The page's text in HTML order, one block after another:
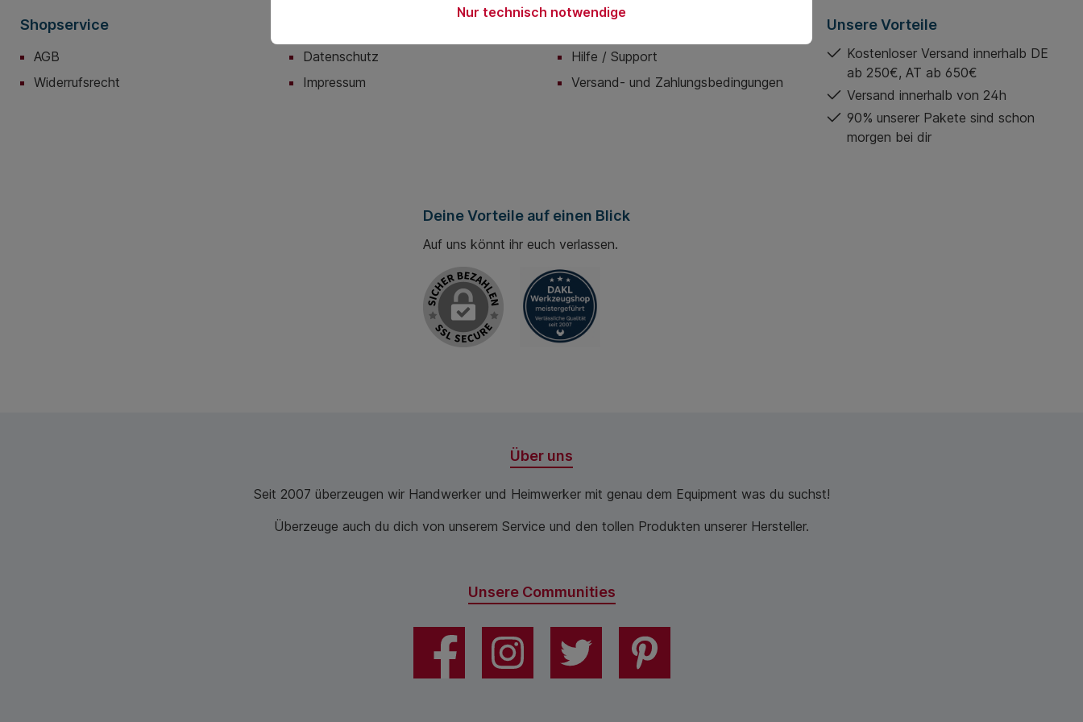
Shopservice
AGB
Widerrufsrecht
Datenschutz
Impressum
Servicemenü
Hilfe / Support
Versand- und Zahlungsbedingungen
Unsere Vorteile
Kostenloser Versand innerhalb DE
ab 250€, AT ab 650€
Versand innerhalb von 24h
90% unserer Pakete sind schon
morgen bei dir
Deine Vorteile auf einen Blick
Auf uns könnt ihr euch verlassen.
Über uns
Seit 2007 überzeugen wir Handwerker und Heimwerker mit genau dem Equipment was du suchst!
Überzeuge auch du dich von unserem Service und den tollen Produkten unserer Hersteller.
Unsere Communities
Nur technisch notwendige